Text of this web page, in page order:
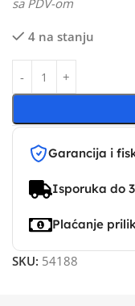
sa PDV-om
4 na stanju
Garancija i
Isporuka do
Plaćanje
SKU: 54188